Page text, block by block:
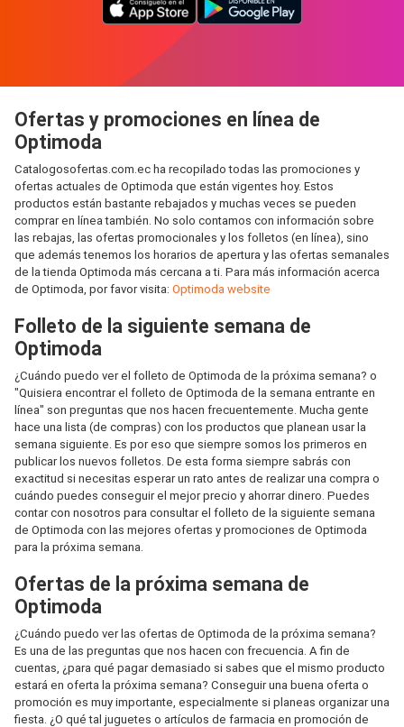
Ofertas y promociones en línea de
Optimoda
Catalogosofertas.com.ec ha recopilado todas las promociones y
ofertas actuales de Optimoda que están vigentes hoy. Estos
productos están bastante rebajados y muchas veces se pueden
comprar en línea también. No solo contamos con información sobre
las rebajas, las ofertas promocionales y los folletos (en línea), sino
que además tenemos los horarios de apertura y las ofertas semanales
de la tienda Optimoda más cercana a ti. Para más información acerca
de Optimoda, por favor visita: Optimoda website
Folleto de la siguiente semana de
Optimoda
¿Cuándo puedo ver el folleto de Optimoda de la próxima semana? o
"Quisiera encontrar el folleto de Optimoda de la semana entrante en
línea" son preguntas que nos hacen frecuentemente. Mucha gente
hace una lista (de compras) con los productos que planean usar la
semana siguiente. Es por eso que siempre somos los primeros en
publicar los nuevos folletos. De esta forma siempre sabrás con
exactitud si necesitas esperar un rato antes de realizar una compra o
cuándo puedes conseguir el mejor precio y ahorrar dinero. Puedes
contar con nosotros para consultar el folleto de la siguiente semana
de Optimoda con las mejores ofertas y promociones de Optimoda
para la próxima semana.
Ofertas de la próxima semana de
Optimoda
¿Cuándo puedo ver las ofertas de Optimoda de la próxima semana?
Es una de las preguntas que nos hacen con frecuencia. A fin de
cuentas, ¿para qué pagar demasiado si sabes que el mismo producto
estará en oferta la próxima semana? Conseguir una buena oferta o
promoción es muy importante, especialmente si planeas organizar una
fiesta. ¿O qué tal juguetes o artículos de farmacia en promoción de